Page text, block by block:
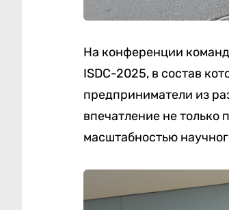
На конференции
ISDC-2025, в состав
предприниматели из
впечатление не только
масштабностью